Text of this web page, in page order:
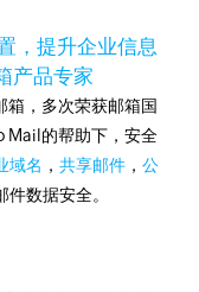
，提升企业信息
产品专家
箱，多次荣获邮箱国
Mail的帮助下，安全
域名 ，共享邮件 ，公
数据安全。